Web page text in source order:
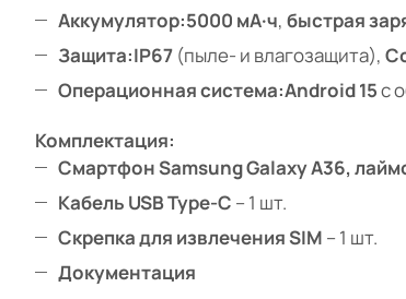
Аккумулятор:5000 мА·ч, быстрая
Защита:IP67 (пыле- и влагозащита),
Операционная система:Android 15с
Комплектация:
Смартфон Samsung Galaxy A36,
Кабель USB Type-C – 1 шт.
Скрепка для извлечения SIM – 1 шт.
Документация